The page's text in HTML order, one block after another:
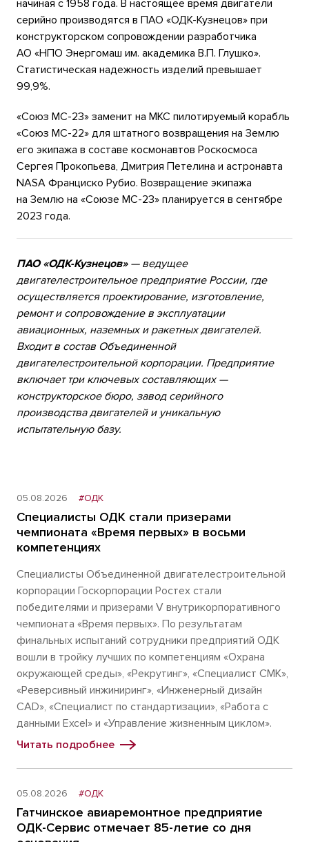
начиная с 1958 года. В настоящее время двигатели
серийно производятся в ПАО «ОДК-Кузнецов» при
конструкторском сопровождении разработчика
АО «НПО Энергомаш им. академика В.П. Глушко».
Статистическая надежность изделий превышает
99,9%.
«Союз МС-23» заменит на МКС пилотируемый корабль
«Союз МС-22» для штатного возвращения на Землю
его экипажа в составе космонавтов Роскосмоса
Сергея Прокопьева, Дмитрия Петелина и астронавта
NASA Франциско Рубио. Возвращение экипажа
на Землю на «Союзе МС-23» планируется в сентябре
2023 года.
ПАО «ОДК-Кузнецов»— ведущее
двигателестроительное предприятие России, где
осуществляется проектирование, изготовление,
ремонт и сопровождение в эксплуатации
авиационных, наземных и ракетных двигателей.
Входит в состав Объединенной
двигателестроительной корпорации. Предприятие
включает три ключевых составляющих —
конструкторское бюро, завод серийного
производства двигателей и уникальную
испытательную базу.
05.08.2026 #ОДК
Специалисты ОДК стали призерами
чемпионата «Время первых» в восьми
компетенциях
Специалисты Объединенной двигателестроительной
корпорации Госкорпорации Ростех стали
победителями и призерами V внутрикорпоративного
чемпионата «Время первых». По результатам
финальных испытаний сотрудники предприятий ОДК
вошли в тройку лучших по компетенциям «Охрана
окружающей среды», «Рекрутинг», «Специалист СМК»,
«Реверсивный инжиниринг», «Инженерный дизайн
CAD», «Специалист по стандартизации», «Работа с
данными Excel» и «Управление жизненным циклом».
Читать подробнее
05.08.2026 #ОДК
Гатчинское авиаремонтное предприятие
ОДК-Сервис отмечает 85-летие со дня